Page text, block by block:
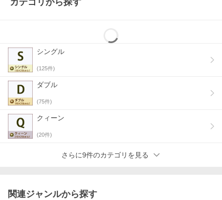
カテゴリから探す
シングル
(125件)
ダブル
(75件)
クィーン
(20件)
さらに9件のカテゴリを見る
関連ジャンルから探す